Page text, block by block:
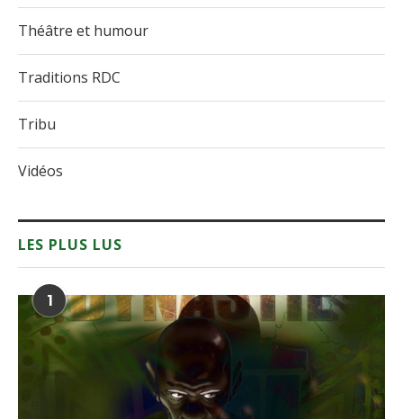
Théâtre et humour
Traditions RDC
Tribu
Vidéos
LES PLUS LUS
1